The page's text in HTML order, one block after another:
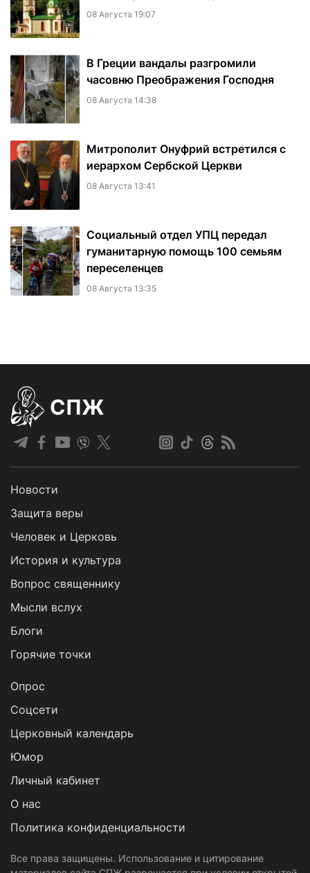
08 Августа 19:07
В Греции вандалы разгромили
часовню Преображения Господня
08 Августа 14:38
Митрополит Онуфрий встретился с
иерархом Сербской Церкви
08 Августа 13:41
Социальный отдел УПЦ передал
гуманитарную помощь 100 семьям
переселенцев
08 Августа 13:35
СПЖ
Новости
Защита веры
Человек и Церковь
История и культура
Вопрос священнику
Мысли вслух
Блоги
Горячие точки
Опрос
Cоцсети
Церковный календарь
Юмор
Личный кабинет
О нас
Политика конфиденциальности
Все права защищены. Использование и цитирование